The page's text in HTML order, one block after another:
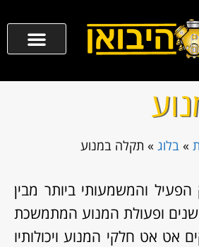
» בלוג » תקלה במנוע
והמשמעותי ביותר מבין
ופעולת המנוע המתמשכת
אט אט חלקי המנוע ויכולותיו